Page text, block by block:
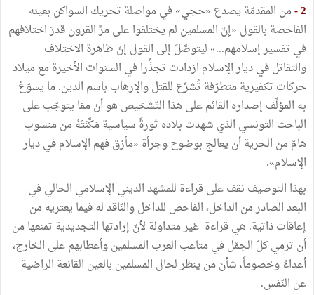
2 - من المقدمّة يصدع «حجي» في مواصلة تحريك السواكن بعينه
الفاحصة بالقول «إنّ المسلمين لم يختلفوا على مرِّ القرون قدرَ اختلافهم
في تفسير إسلامهم...» ليتوصَّلَ إلى القول إنّ ظاهرة الاختلاف
والتقاتل في ديار الإسلام ازدادت تجذُّرا في السنوات الأخيرة مع ميلاد
حركات تكفيرية متطرّفة تُشرِّع للقتل والإرهاب باسم الدين. ما يسوّغ
به المؤلِّف إصداره القائم على هذا التّشخيص هو أنّ ممّا يتوجّب على
الباحث التونسي الذي شهدت بلاده ثورةً سياسية مَكَّنَتْهُ من منسوب
هامّ من الحرية أن يعالج بوضوح وجرأة «مأزق فهم الإسلام في ديار
الإسلام».
بهذا التوصيف نقف على قراءة للمشهد الديني الإسلامي الحالي في
البعد الصادر من الداخل، الفاحص للداخل والنّاقد له فيما يعتريه من
إعاقات ذاتية. هي قراءة غير متداولة لأنّ إرادتها التجديدية تمنعها من
أن ترمي كلّ الحِمْل في متاعب العرب المسلمين وأعطابهم على الخارج،
أعداءً وخصوماً، شأنَ من ينظر لحال المسلمين بالعين القانعة الراضية
عن النّفس.